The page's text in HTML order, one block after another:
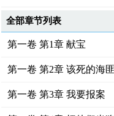
全部章节列表
第一卷 第1章 献宝
第一卷 第2章 该死的海匪
第一卷 第3章 我要报案